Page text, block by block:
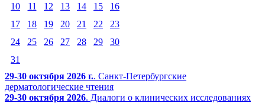
10
11 12 13 14 15
16
17
18 19 20 21 22
23
24
25 26 27 28 29
30
31
29-30 октября 2026 г.. Санкт-Петербургские
дерматологические чтения
29-30 октября 2026. Диалоги о клинических исследованиях